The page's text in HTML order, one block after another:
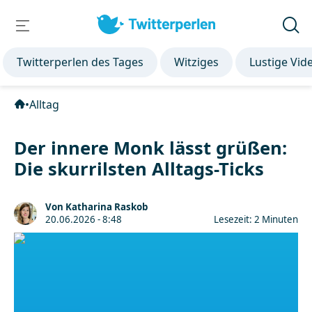
Twitterperlen des Tages Witziges Lustige
•Alltag
Der innere Monk lässt grüßen:
Die skurrilsten Alltags-Ticks
Von Katharina Raskob
20.06.2026 - 8:48
Lesezeit: 2 Minuten